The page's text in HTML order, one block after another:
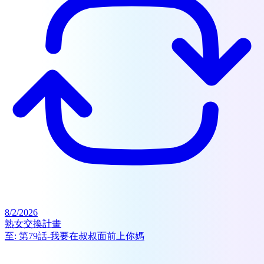
8/2/2026
熟女交換計畫
至: 第79話-我要在叔叔面前上你媽